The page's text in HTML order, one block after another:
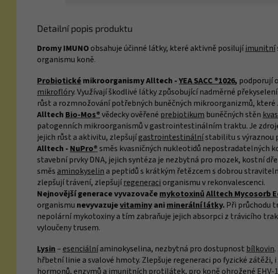
Detailní popis produktu
Dromy IMUNOobsahuje účinné látky, které aktivně posilujíimunitní
organismu koně.
Probiotickémikroorganismy Alltech -YEA SACC ®1026, podporují
mikroflóry. Využívají škodlivé látky způsobující nadměrné
růst a rozmnožování potřebných buněčných mikroorganizmů,
Alltech Bio-Mos®vědecky ověřené prebiotikum buněčných stěn
patogenních mikroorganismů v gastrointestinálním traktu. Je
jejich růst a aktivitu, zlepšujígastrointestinálnístabilitu s výraznou
Alltech - NuPro®směs kvasničných nukleotidů nepostradatelných
stavební prvky DNA, jejich syntéza je nezbytná pro mozek, kostní
směs aminokyselin a peptidů s krátkým řetězcem s dobrou
zlepšují trávení, zlepšujíregeneraci organismu v rekonvalescenci.
Nejnovější generace vyvazovačemykotoxinůAlltech Mycosorb
organismu nevyvazujevitaminyaniminerální látky.Při průchodu
nepolární mykotoxiny a tím zabraňuje jejich absorpci z trávicího
vyloučeny trusem.
Lysin– esenciálníaminokyselina, nezbytná pro dostupnost bílkovin
hřbetní linie a svalové hmoty. Zlepšuje regeneraci po fyzické zátěži,
hormonů, enzymů a imunitních protilátek, pro koně ohrožené EHV-